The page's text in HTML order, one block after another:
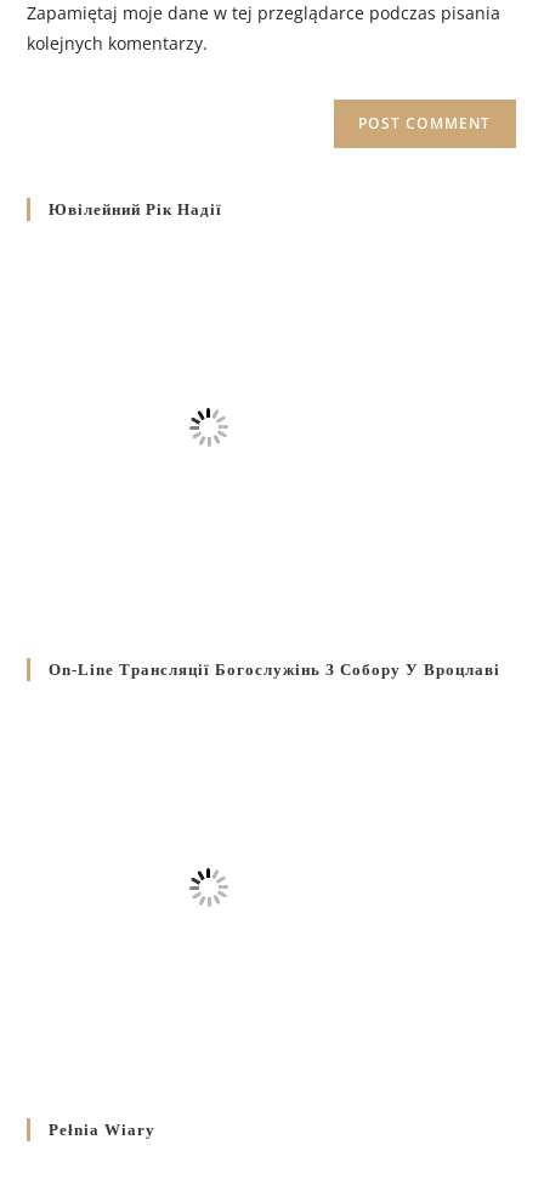
Zapamiętaj moje dane w tej przeglądarce podczas pisania
kolejnych komentarzy.
Ювілейний Рік Надії
On-Line Трансляції Богослужінь З Собору У Вроцлаві
Pełnia Wiary